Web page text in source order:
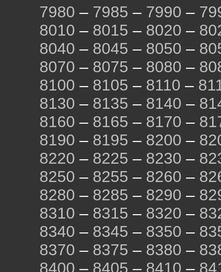
7980 – 7985 – 7990 –
8010 – 8015 – 8020 –
8040 – 8045 – 8050 –
8070 – 8075 – 8080 –
8100 – 8105 – 8110 –
8130 – 8135 – 8140 –
8160 – 8165 – 8170 –
8190 – 8195 – 8200 –
8220 – 8225 – 8230 –
8250 – 8255 – 8260 –
8280 – 8285 – 8290 –
8310 – 8315 – 8320 –
8340 – 8345 – 8350 –
8370 – 8375 – 8380 –
8400 – 8405 – 8410 –